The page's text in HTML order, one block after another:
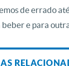
de errado
e para